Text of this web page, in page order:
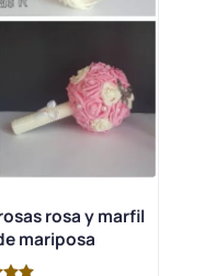
rosa y marfil
mariposa